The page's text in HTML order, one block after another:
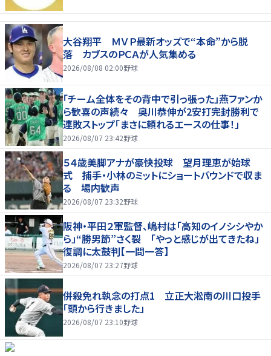
大谷翔平 ＭＶＰ最新オッズで“本命”から脱
落 カブスのＰＣＡが人気集める
2026/08/08 02:00野球
「チーム全体をその背中で引っ張った」燕ファンか
ら歓喜の声続々 奥川恭伸が2安打完封勝利で
連敗ストップ「まさに頼れるエースの仕事！」
2026/08/07 23:42野球
５４歳美脚アナが豪快投球 望月理恵が始球
式 捕手・小林のミットにショートバウンドで収ま
る 場内歓声
2026/08/07 23:32野球
阪神・平田２軍監督、嶋村は「高知のイノシシやか
ら」“勝男節”さく裂 「やっと感じが出てきたね」
復調に太鼓判【一問一答】
2026/08/07 23:27野球
併殺免れ執念の打点1 立正大淞南の川口投手
「頭から行きました」
2026/08/07 23:10野球